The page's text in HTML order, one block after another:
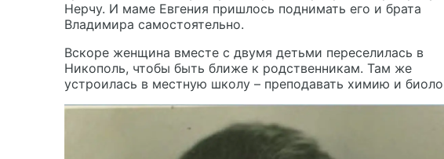
Нерчу. И маме Евгения пришлось поднимать его и брата
Владимира самостоятельно.
Вскоре женщина вместе с двумя детьми переселилась в
Никополь, чтобы быть ближе к родственникам. Там же
устроилась в местную школу – преподавать химию и